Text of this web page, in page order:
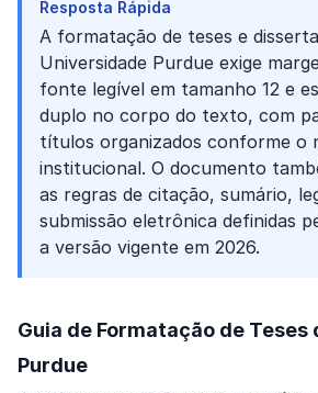
Resposta Rápida
A formatação de teses e
Universidade Purdue exige
fonte legível em tamanho 12 e
duplo no corpo do texto, com
títulos organizados conforme o
institucional. O documento
as regras de citação, sumário,
submissão eletrônica definidas
a versão vigente em 2026.
Guia de Formatação de
Purdue